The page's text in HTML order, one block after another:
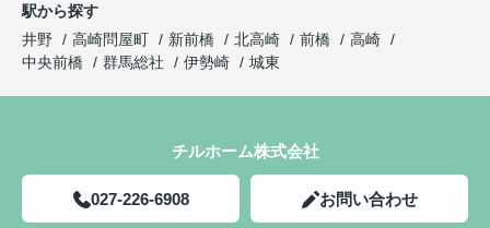
駅から探す
井野
高崎問屋町 新前橋 北高崎 前橋
高崎
中央前橋
群馬総社 伊勢崎 城東
チルホーム株式会社
027-226-6908 お問い合わせ